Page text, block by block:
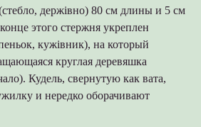
держівно) 80 см длины и 5 см
этого стержня укреплен
кужівник), на который
круглая деревяшка
Кудель, свернутую как вата,
и нередко оборачивают